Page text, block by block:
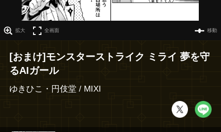
拡大 全画面 移動
[おまけ]モンスターストライク ミライ 夢を守
るAIガール
ゆきひこ・円伎堂 / MIXI